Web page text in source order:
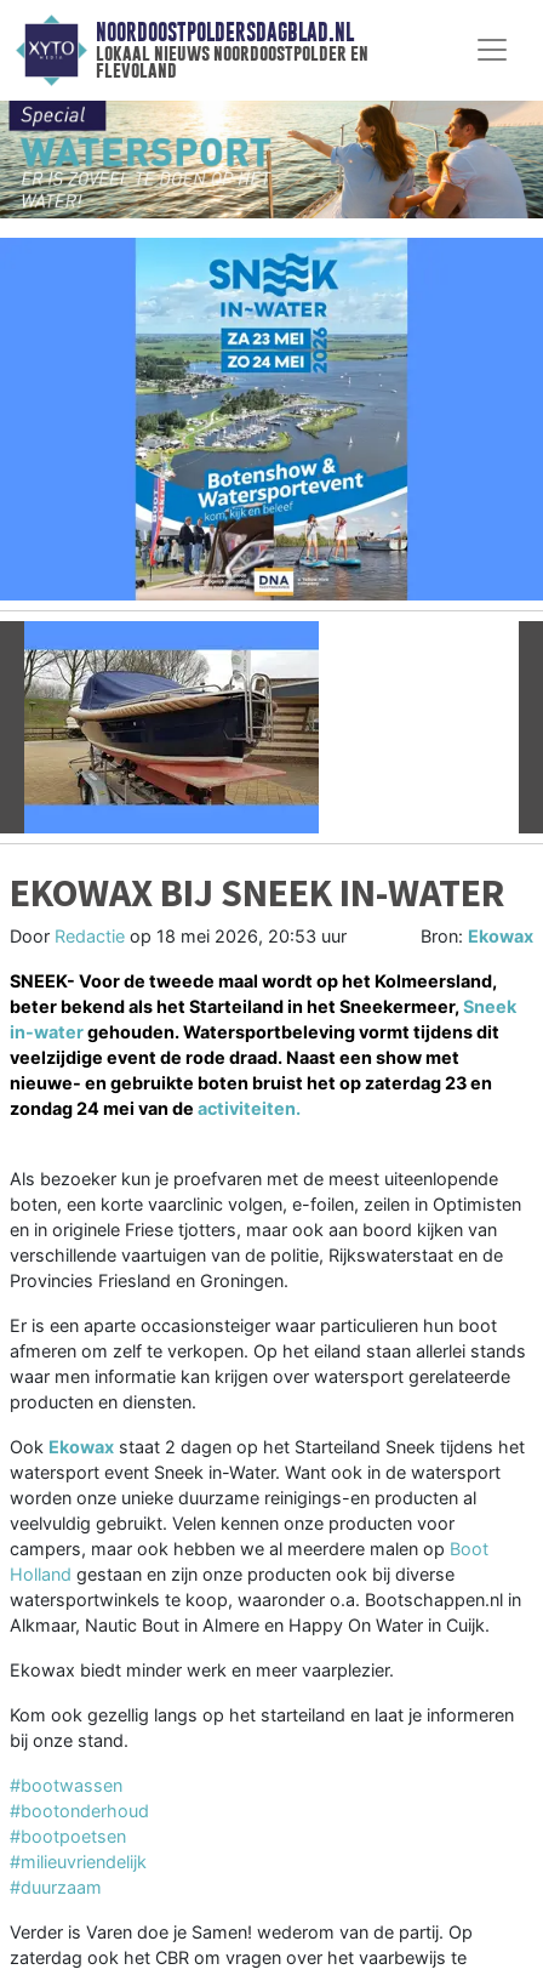
NOORDOOSTPOLDERSDAGBLAD.NL
lokaal nieuws noordoostpolder en
flevoland
Vorige
EKOWAX BIJ SNEEK IN-WATER
Door Redactie op 18 mei 2026, 20:53 uur Bron: Ekowax
SNEEK- Voor de tweede maal wordt op het Kolmeersland,
beter bekend als het Starteiland in het Sneekermeer, Sneek
in-watergehouden. Watersportbeleving vormt tijdens dit
veelzijdige event de rode draad. Naast een show met
nieuwe- en gebruikte boten bruist het op zaterdag 23 en
zondag 24 mei van de activiteiten.
Als bezoeker kun je proefvaren met de meest uiteenlopende
boten, een korte vaarclinic volgen, e-foilen, zeilen in Optimisten
en in originele Friese tjotters, maar ook aan boord kijken van
verschillende vaartuigen van de politie, Rijkswaterstaat en de
Provincies Friesland en Groningen.
Er is een aparte occasionsteiger waar particulieren hun boot
afmeren om zelf te verkopen. Op het eiland staan allerlei stands
waar men informatie kan krijgen over watersport gerelateerde
producten en diensten.
Ook Ekowax staat 2 dagen op het Starteiland Sneek tijdens het
watersport event Sneek in-Water. Want ook in de watersport
worden onze unieke duurzame reinigings-en producten al
veelvuldig gebruikt. Velen kennen onze producten voor
campers, maar ook hebben we al meerdere malen op Boot
Holland gestaan en zijn onze producten ook bij diverse
watersportwinkels te koop, waaronder o.a. Bootschappen.nl in
Alkmaar, Nautic Bout in Almere en Happy On Water in Cuijk.
Ekowax biedt minder werk en meer vaarplezier.
Kom ook gezellig langs op het starteiland en laat je informeren
bij onze stand.
#bootwassen
#bootonderhoud
#bootpoetsen
#milieuvriendelijk
#duurzaam
Verder is Varen doe je Samen! wederom van de partij. Op
zaterdag ook het CBR om vragen over het vaarbewijs te